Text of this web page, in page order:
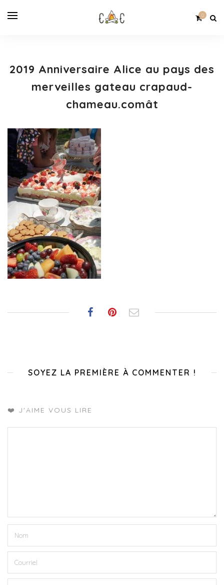
0
2019 Anniversaire Alice au pays des
merveilles gateau crapaud-
chameau.comât
SOYEZ LA PREMIÈRE À COMMENTER !
❤️ J'AIME VOUS LIRE